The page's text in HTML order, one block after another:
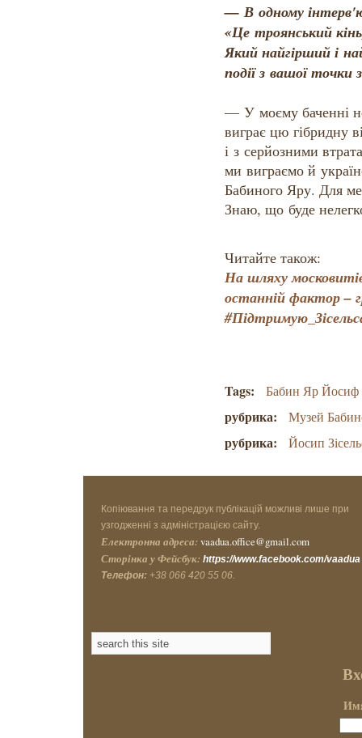
— В одному інтерв'ю
«Це троянський
Який найгірший і
події з вашої точки
— У моєму баченні
виграє цю гібридну
і з серйозними
ми виграємо й
Бабиного Яру. Для
Знаю, що буде
Читайте також:
На шляху
останній фактор –
Tags: Бабин Яр Йосиф
рубрика: Музей
рубрика: Йосип
Копіювання та передрук публікацій можливі лише при
узгодженні з адміністрацією сайту.
Електронна адреса: vaadua.office@gmail.com
Сторінка у Фейсбук: https://www.facebook.com/vaadua
Телефон: +38 066 420 55 06.